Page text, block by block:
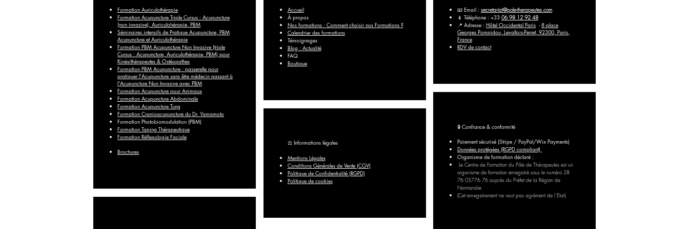
Formation Auriculothérapie
Formation Acupuncture Triple Cursus : Acupuncture
(non invasive), Auriculohérapie, PBM
Séminaires intensifs de Pratique Acupuncture, PBM
Acupuncture et Auriculothérapie
Formation PBM Acupuncture Non Invasive (triple
Cursus : Acupuncture, Auriculothérapie, PBM) pour
Kinésithérapeutes & Ostéopathes
Formation PBM Acupuncture : passerelle pour
pratiquer l'Acupuncture sans être médecin passant à
l'Acupuncture Non Invasive avec PBM
Formation Acupuncture pour Animaux
Formation Acupuncture Abdominale
Formation Acupuncture Tung
Formation Cranioacupuncture du Dr. Yamamoto
Formation Photobiomodulation (PBM)
Formation Taping Thérapeutique
Formation Réflexologie Faciale
Brochures
Accueil
À propos
Nos formations : Comment choisir nos Formations ?
Calendrier des formations
Témoignages
Blog : Actualité
FAQ​
Boutique
⚖️ Informations légales
Mentions Légales
Conditions Générales de Vente (CGV)
Politique de Confidentialité (RGPD)
Politique de cookies
📧 Email : secretariat@pole-therapeutes.com
📱 Téléphone : +33 06 98 12 92 48
📍 Adresse : Hôtel Occidental Paris - 8 place
Georges Pompidou, Levallois-Perret, 92300, Paris,
France
RDV de contact
🔒 Confiance & conformité
Paiement sécurisé (Stripe / PayPal/Wix Payments)
Données protégées (RGPD compliant)
Organisme de formation déclaré :
Le Centre de Formation du Pôle de Thérapeutes est un
organisme de formation enregistré sous le numéro 28
76 05776 76 auprès du Préfet de la Région de
Normandie
(Cet enregistrement ne vaut pas agrément de l’Etat).